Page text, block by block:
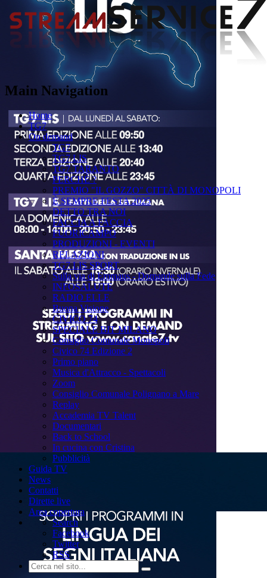
Main Navigation
Home
TG7
On demand
TG7
TG7 LIS
TG7 TARANTO
PERCHÉ ?
PREMIO "IL GOZZO" CITTÀ DI MONOPOLI
È SEMPRE FESTA 2025
DETTO TRA NOI
FACCIA A FACCIA
FUORICAMPO
PRODUZIONI - EVENTI
RELAZIONI
TG7 LIS SPORT
Sulla via di Emmaus - Domande sulla Fede
INFOSALUTE
RADIO ELLE
Buona Visione
CIVICO 74
SPECIALE BIT MILANO
Consiglio Comunale Monopoli
Civico 74 Edizione 2
Primo piano
Musica d'Attracco - Spettacoli
Zoom
Consiglio Comunale Polignano a Mare
Replay
Accademia TV Talent
Documentari
Back to School
In cucina con Cristina
Pubblicità
Guida TV
News
Contatti
Dirette live
Area copertura
Search
Facebook
Twitter
RSS